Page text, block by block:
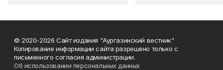
© 2020-2026 Сайт издания "Аургазинский вестник"
Копирование информации сайта разрешено только с
письменного согласия администрации.
Об использовании персональных данных